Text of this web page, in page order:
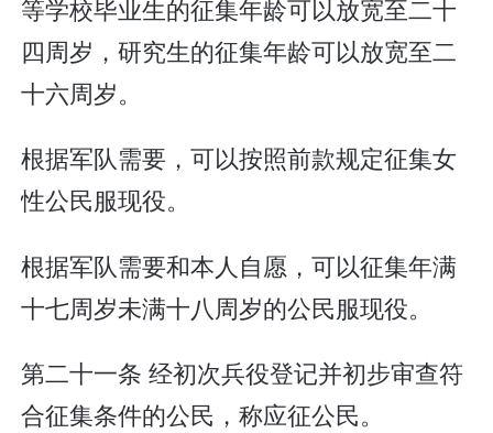
等学校毕业生的征集年龄可以放宽至二十
四周岁，研究生的征集年龄可以放宽至二
十六周岁。
根据军队需要，可以按照前款规定征集女
性公民服现役。
根据军队需要和本人自愿，可以征集年满
十七周岁未满十八周岁的公民服现役。
第二十一条 经初次兵役登记并初步审查符
合征集条件的公民，称应征公民。